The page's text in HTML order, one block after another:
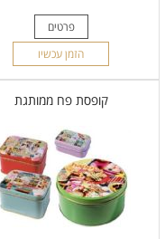
פרטים
הזמן עכשיו
קופסת פח ממותגת